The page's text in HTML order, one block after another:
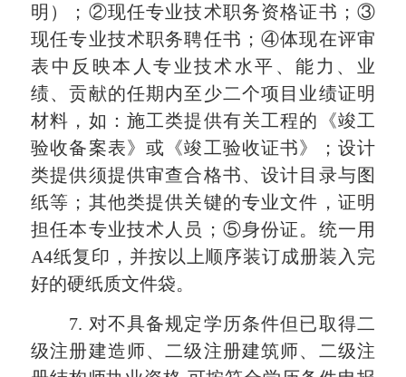
明）；②现任专业技术职务资格证书；③
现任专业技术职务聘任书；④体现在评审
表中反映本人专业技术水平、能力、业
绩、贡献的任期内至少二个项目业绩证明
材料，如：施工类提供有关工程的《竣工
验收备案表》或《竣工验收证书》；设计
类提供须提供审查合格书、设计目录与图
纸等；其他类提供关键的专业文件，证明
担任本专业技术人员；⑤身份证。统一用
A4纸复印，并按以上顺序装订成册装入完
好的硬纸质文件袋。
7. 对不具备规定学历条件但已取得二
级注册建造师、二级注册建筑师、二级注